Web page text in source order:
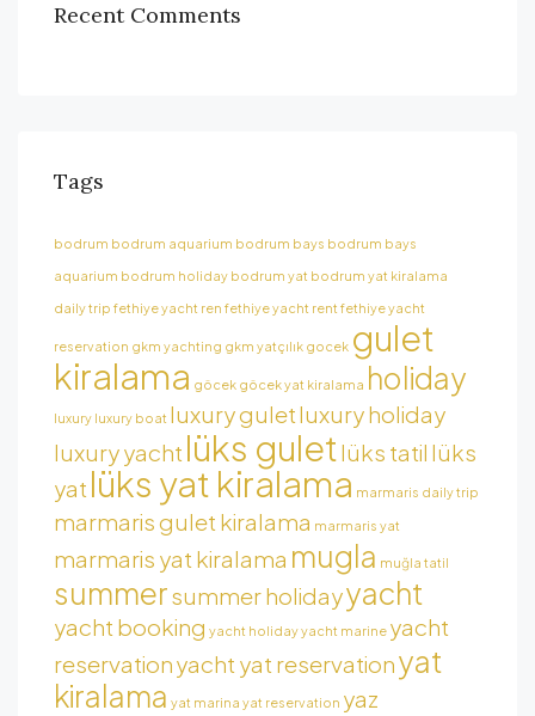
Recent Comments
Tags
bodrum bodrum aquarium bodrum bays bodrum bays
aquarium bodrum holiday bodrum yat bodrum yat kiralama
daily trip fethiye yacht ren fethiye yacht rent fethiye yacht
reservation gkm yachting gkm yatçılık gocek gulet
kiralama göcek göcek yat kiralama holiday
luxury luxury boat luxury guletluxury holiday
luxury yacht lüks guletlüks tatil lüks
yat lüks yat kiralama marmaris daily trip
marmaris gulet kiralama marmaris yat
marmaris yat kiralama mugla muğla tatil
summersummer holidayyacht
yacht booking yacht holidayyacht marine yacht
reservationyacht yat reservationyat
kiralama yat marina yat reservation yaz